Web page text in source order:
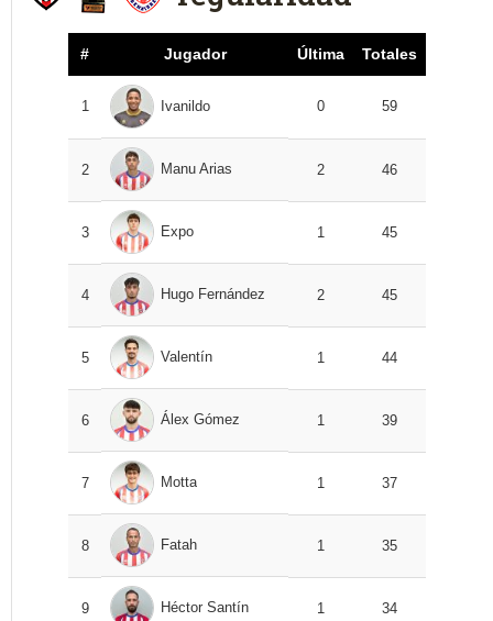
# Jugador Última Totales
1 Ivanildo 0 59
2 Manu Arias 2 46
3 Expo 1 45
4 Hugo Fernández 2 45
5 Valentín 1 44
6 Álex Gómez 1 39
7 Motta 1 37
8 Fatah 1 35
9 Héctor Santín 1 34